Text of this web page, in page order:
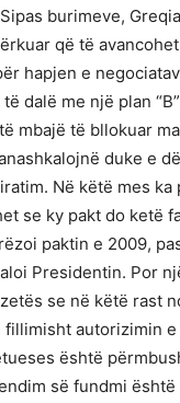
burimeve,
që të
hapjen e
dalë me një plan
mbajë të bllokuar
duke e
Në këtë mes ka
se ky pakt do ketë
paktin e 2009,
Presidentin. Por
se në këtë rast
fillimisht autorizimin
është
së fundmi